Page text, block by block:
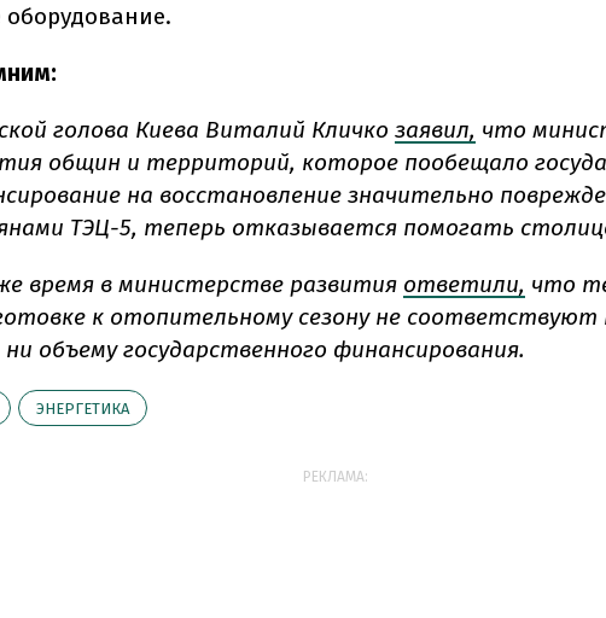
оборудование.
голова Киева Виталий Кличко заявил, что
общин и территорий, которое пообещало
на восстановление значительно
ТЭЦ-5, теперь отказывается помогать
время в министерстве развития ответили, что
к отопительному сезону не соответствуют
ни объему государственного финансирования.
ЭНЕРГЕТИКА
РЕКЛАМА: